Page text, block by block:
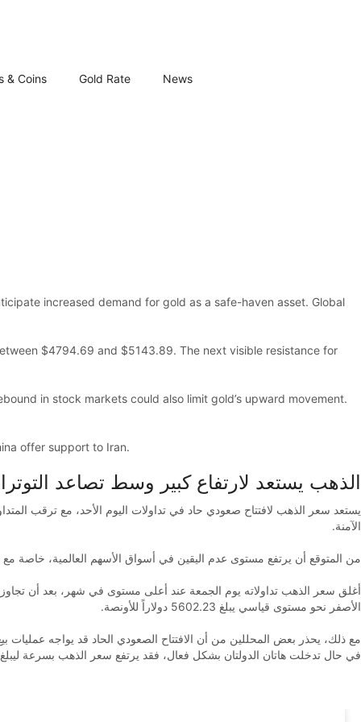
& Coins Gold Rate News
increased demand for gold as a safe-haven asset. Global
$4794.69 and $5143.89. The next visible resistance for
in stock markets could also limit gold’s upward movement.
offer support to Iran.
الذهب يستعد لارتفاع كبير وسط تصاعد
يستعد سعر الذهب لافتتاح صعودي حاد في تداولات اليوم الأحد، مع ترقب
الآمنة.
من المتوقع أن يرتفع مستوى عدم اليقين في أسواق الأسهم العالمية، خاصة مع
الأصفر نحو مستوى قياسي يبلغ 5602.23 دولاراً للأونصة.
مع ذلك، يحذر بعض المحللين من أن الافتتاح الصعودي الحاد قد يواجه عمليات
في حال تدخلت هاتان الدولتان بشكل فعال، فقد يرتفع سعر الذهب بسرعة ليبلغ مستويات تتراوح